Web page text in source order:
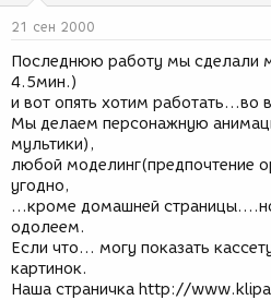
м
д
н
и
я
21 сен 2000
Последнюю работу мы сделали
4.5мин.)
и вот опять хотим
Мы делаем персонажную
мультики),
любой моделинг(предпочтение
угодно,
...кроме домашней
одолеем.
Если что... могу показать
картинок.
Наша страничка http://